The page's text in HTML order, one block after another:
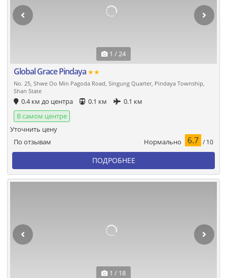
1 / 24
Global Grace Pindaya ★★
No. 25, Shwe Oo Min Pagoda Road, Singung Quarter, Pindaya Township,
Shan State
0.4 км до центра 0.1 км
0.1 км
В самом центре
По отзывам Нормально 6.7 / 10
Уточнить цену
ПОДРОБНЕЕ
1 / 18